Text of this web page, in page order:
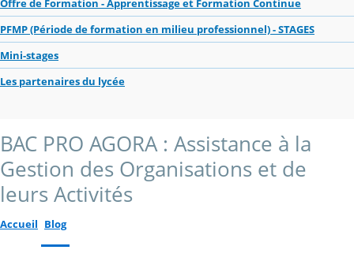
Offre de Formation - Apprentissage et Formation Continue
PFMP (Période de formation en milieu professionnel) - STAGES
Mini-stages
Les partenaires du lycée
BAC PRO AGORA : Assistance à la
Gestion des Organisations et de
leurs Activités
Accueil Blog